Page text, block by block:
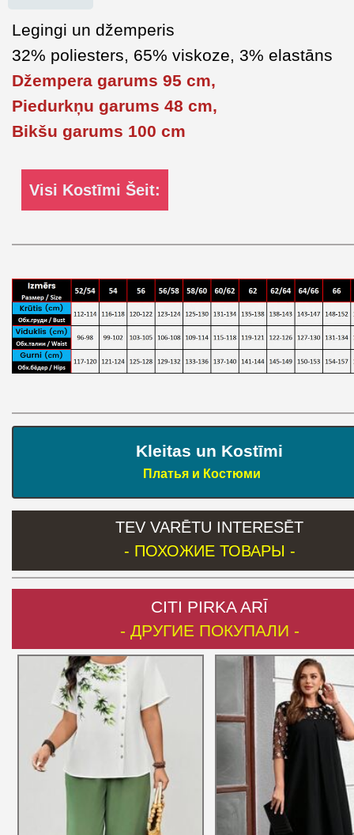
Legingi un džemperis
32% poliesters, 65% viskoze, 3% elastāns
Džempera garums 95 cm,
Piedurkņu garums 48 cm,
Bikšu garums 100 cm
Visi Kostīmi Šeit:
Kleitas un Kostīmi
Платья и Костюми
TEV VARĒTU INTERESĒT
- ПОХОЖИЕ ТОВАРЫ -
CITI PIRKA ARĪ
- ДРУГИЕ ПОКУПАЛИ -